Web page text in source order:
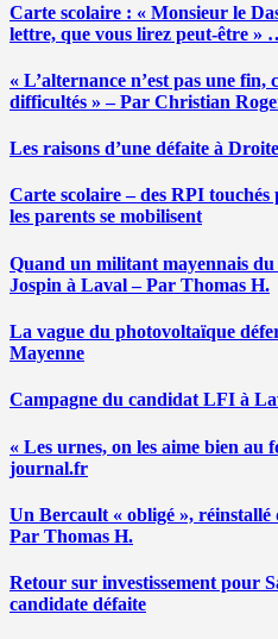
Carte scolaire : « Monsieur le
lettre, que vous lirez peut-être »
« L’alternance n’est pas une fin,
difficultés » – Par Christian
Les raisons d’une défaite à
Carte scolaire – des RPI touchés
les parents se mobilisent
Quand un militant mayennais
Jospin à Laval – Par Thomas H.
La vague du photovoltaïque
Mayenne
Campagne du candidat LFI à
« Les urnes, on les aime bien au
journal.fr
Un Bercault « obligé », réinstallé
Par Thomas H.
Retour sur investissement pour
candidate défaite